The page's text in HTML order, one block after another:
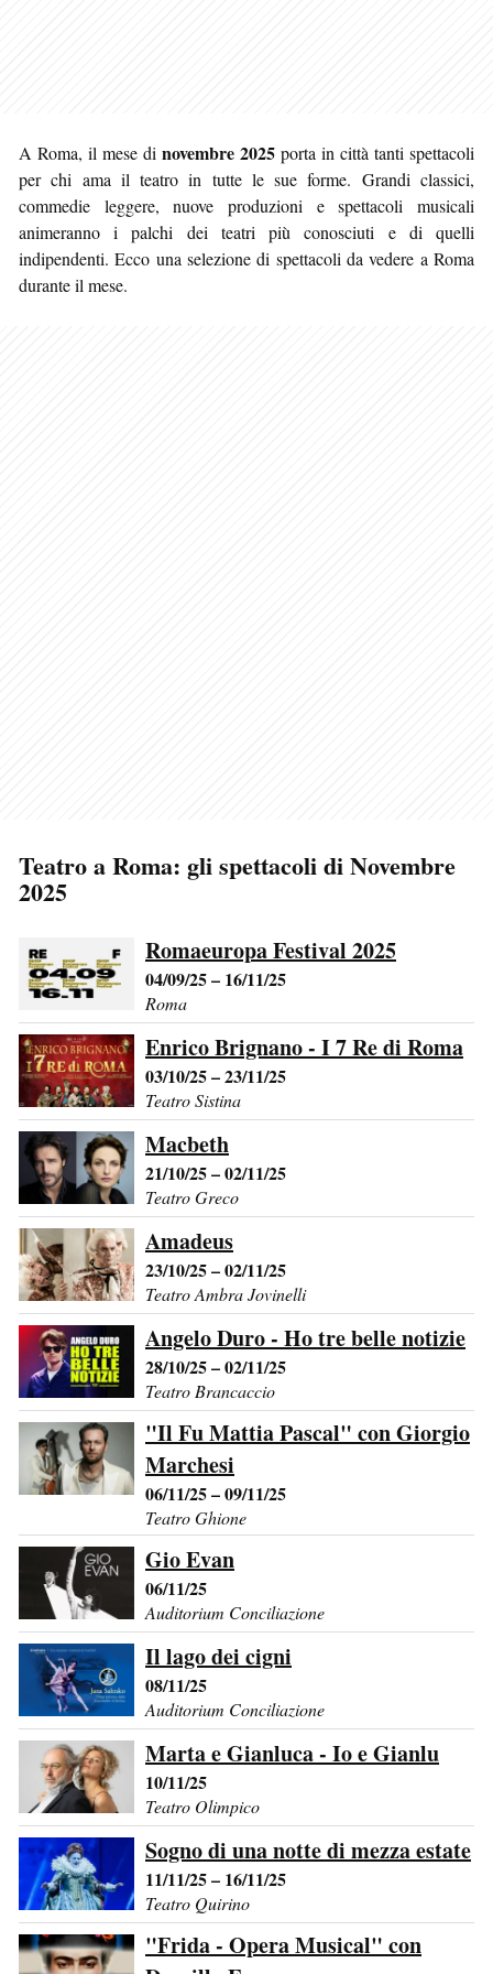
A Roma, il mese di novembre 2025 porta in città tanti spettacoli
per chi ama il teatro in tutte le sue forme. Grandi classici,
commedie leggere, nuove produzioni e spettacoli musicali
animeranno i palchi dei teatri più conosciuti e di quelli
indipendenti. Ecco una selezione di spettacoli da vedere a Roma
durante il mese.
Teatro a Roma: gli spettacoli di Novembre
2025
Romaeuropa Festival 2025
04/09/25 – 16/11/25
Roma
Enrico Brignano - I 7 Re di Roma
03/10/25 – 23/11/25
Teatro Sistina
Macbeth
21/10/25 – 02/11/25
Teatro Greco
Amadeus
23/10/25 – 02/11/25
Teatro Ambra Jovinelli
Angelo Duro - Ho tre belle notizie
28/10/25 – 02/11/25
Teatro Brancaccio
"Il Fu Mattia Pascal" con Giorgio
Marchesi
06/11/25 – 09/11/25
Teatro Ghione
Gio Evan
06/11/25
Auditorium Conciliazione
Il lago dei cigni
08/11/25
Auditorium Conciliazione
Marta e Gianluca - Io e Gianlu
10/11/25
Teatro Olimpico
Sogno di una notte di mezza estate
11/11/25 – 16/11/25
Teatro Quirino
"Frida - Opera Musical" con